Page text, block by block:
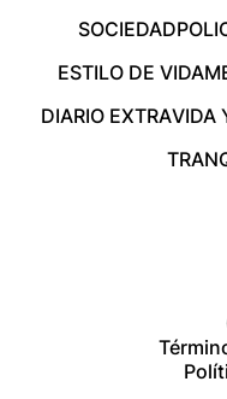
SOCIEDAD
ESTILO DE VIDA
DIARIO EXTRAVIDA